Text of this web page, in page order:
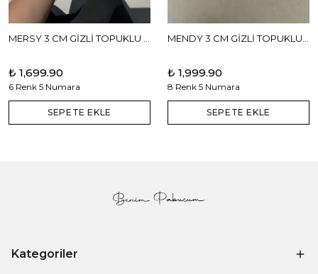
₺ 1,699.90
6 Renk 5 Numara
SEPETE EKLE
₺ 1,999.90
8 Renk 5 Numara
SEPETE EKLE
Kategoriler